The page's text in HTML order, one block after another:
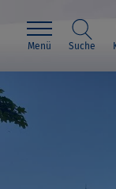
Menü Suche